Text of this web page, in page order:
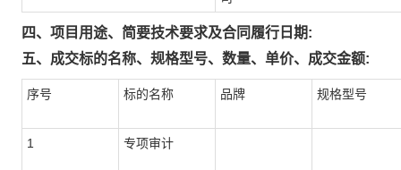
四、项目用途、简要技术要求及合同履行日期:
五、成交标的名称、规格型号、数量、单价、成交金额:
序号 标的名称 品牌 规格型号
1 专项审计